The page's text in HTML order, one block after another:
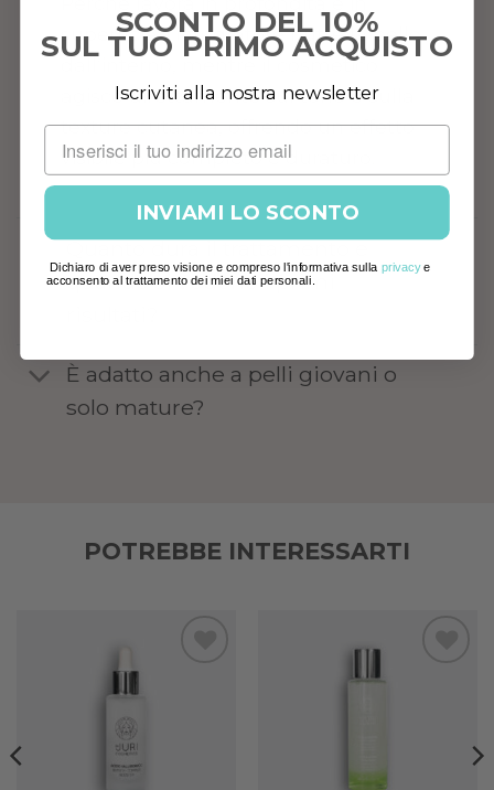
superficie: l’integratore nutre la pelle
dall’interno, mentre il cosmetico
agisce direttamente sul tono e sulla
texture cutanea, offrendo un effetto
visibile più completo e duraturo.
Quanto dura il trattamento e
quando si vedono i primi
È adatto anche a pelli giovani o
solo mature?
POTREBBE INTERESSARTI
SCONTO DEL 10%
SUL TUO PRIMO ACQUISTO
Iscriviti alla nostra newsletter
INVIAMI LO SCONTO
Dichiaro di aver preso visione e compreso l'informativa sulla privacye
acconsento al trattamento dei miei dati personali.